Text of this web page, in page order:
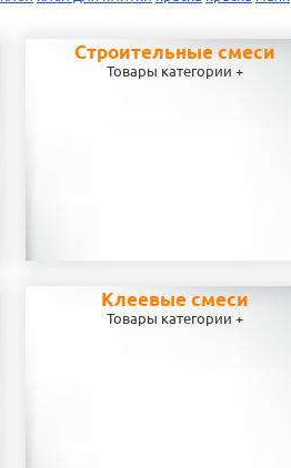
Строительные смеси
Товары категории +
Клеевые смеси
Товары категории +